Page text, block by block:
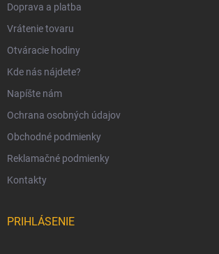
Doprava a platba
Vrátenie tovaru
Otváracie hodiny
Kde nás nájdete?
Napíšte nám
Ochrana osobných údajov
Obchodné podmienky
Reklamačné podmienky
Kontakty
PRIHLÁSENIE